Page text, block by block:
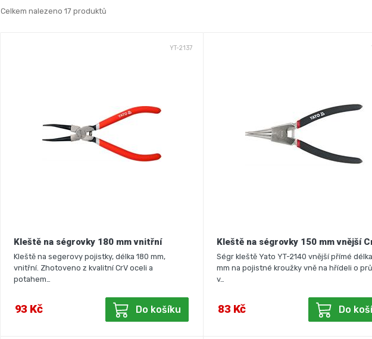
Celkem nalezeno 17 produktů
YT-2137
Kleště na ségrovky 180 mm vnitřní
Kleště na segerovy pojistky, délka 180 mm,
vnitřní. Zhotoveno z kvalitní CrV oceli a
potahem…
93 Kč Do košíku
Kleště na ségrovky 150 mm vnější
Ségr kleště Yato YT-2140 vnější přímé
mm na pojistné kroužky vně na hřídeli o
v…
83 Kč Do